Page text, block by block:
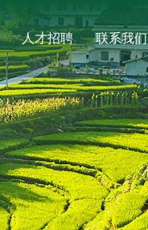
人才招聘 联系我们